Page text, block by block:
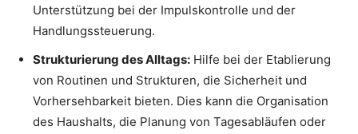
Unterstützung bei der Impulskontrolle und der
Handlungssteuerung.
Strukturierung des Alltags: Hilfe bei der Etablierung
von Routinen und Strukturen, die Sicherheit und
Vorhersehbarkeit bieten. Dies kann die Organisation
des Haushalts, die Planung von Tagesabläufen oder